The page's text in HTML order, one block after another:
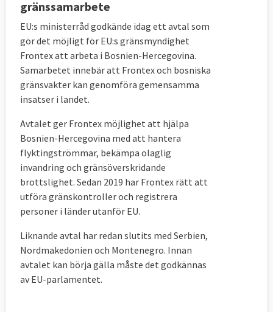
gränssamarbete
EU:s ministerråd godkände idag ett avtal som
gör det möjligt för EU:s gränsmyndighet
Frontex att arbeta i Bosnien-Hercegovina.
Samarbetet innebär att Frontex och bosniska
gränsvakter kan genomföra gemensamma
insatser i landet.
Avtalet ger Frontex möjlighet att hjälpa
Bosnien-Hercegovina med att hantera
flyktingströmmar, bekämpa olaglig
invandring och gränsöverskridande
brottslighet. Sedan 2019 har Frontex rätt att
utföra gränskontroller och registrera
personer i länder utanför EU.
Liknande avtal har redan slutits med Serbien,
Nordmakedonien och Montenegro. Innan
avtalet kan börja gälla måste det godkännas
av EU-parlamentet.